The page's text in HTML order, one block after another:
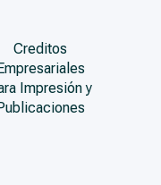
Creditos
Impresión y